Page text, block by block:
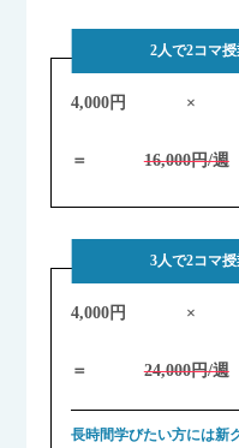
2人で2コマ
4,000円 ×
＝ 16,000円/週
3人で2コマ
4,000円 ×
＝ 24,000円/週
長時間学びたい方には新